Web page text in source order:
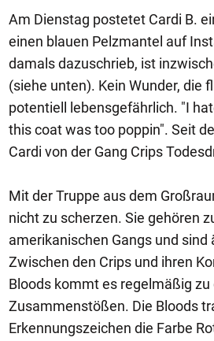
Am Dienstag postetet Cardi B.
einen blauen Pelzmantel auf
damals dazuschrieb, ist
(siehe unten). Kein Wunder, die
potentiell lebensgefährlich. "I
this coat was too poppin". Seit
Cardi von der Gang Crips
Mit der Truppe aus dem
nicht zu scherzen. Sie gehören
amerikanischen Gangs und
Zwischen den Crips und ihren
Bloods kommt es regelmäßig
Zusammenstößen. Die Bloods
Erkennungszeichen die Farbe